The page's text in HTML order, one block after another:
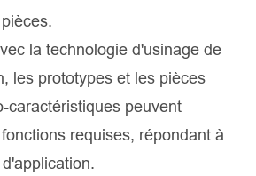
la technologie d'usinage de
les prototypes et les pièces
caractéristiques peuvent
requises, répondant à